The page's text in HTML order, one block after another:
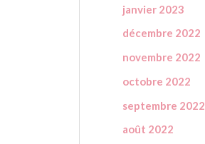
janvier 2023
décembre 2022
novembre 2022
octobre 2022
septembre 2022
août 2022